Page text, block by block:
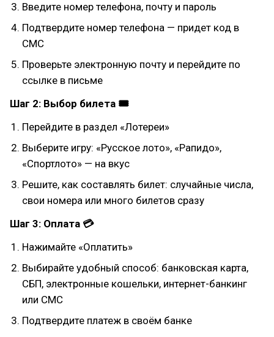
Введите номер телефона, почту и пароль
Подтвердите номер телефона — придет код в
СМС
Проверьте электронную почту и перейдите по
ссылке в письме
Шаг 2: Выбор билета 🎟
Перейдите в раздел «Лотереи»
Выберите игру: «Русское лото», «Рапидо»,
«Спортлото» — на вкус
Решите, как составлять билет: случайные числа,
свои номера или много билетов сразу
Шаг 3: Оплата 💳
Нажимайте «Оплатить»
Выбирайте удобный способ: банковская карта,
СБП, электронные кошельки, интернет-банкинг
или СМС
Подтвердите платеж в своём банке